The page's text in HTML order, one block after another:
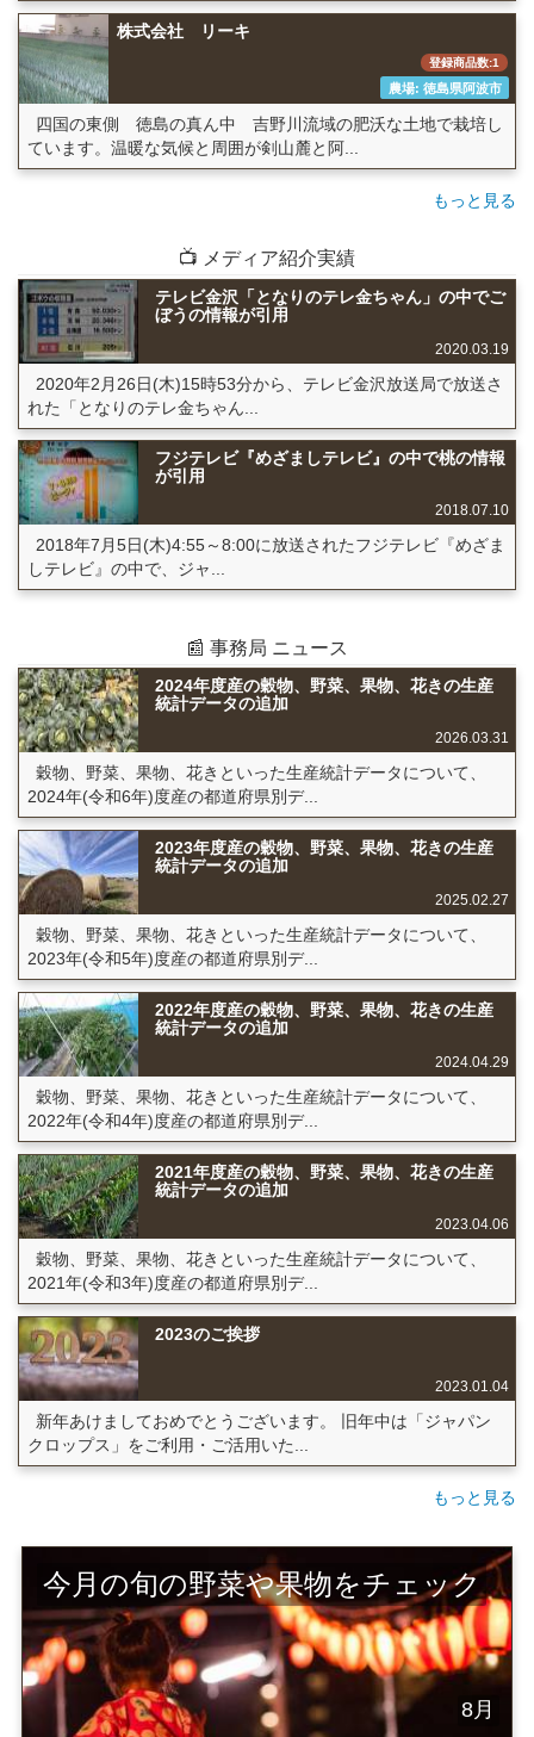
株式会社 リーキ
登録商品数:1
農場: 徳島県阿波市
四国の東側 徳島の真ん中 吉野川流域の肥沃な土地で栽培し
ています。温暖な気候と周囲が剣山麓と阿...
もっと見る
📺 メディア紹介実績
テレビ金沢「となりのテレ金ちゃん」の中でご
ぼうの情報が引用
2020.03.19
2020年2月26日(木)15時53分から、テレビ金沢放送局で放送さ
れた「となりのテレ金ちゃん...
フジテレビ『めざましテレビ』の中で桃の情報
が引用
2018.07.10
2018年7月5日(木)4:55～8:00に放送されたフジテレビ『めざま
しテレビ』の中で、ジャ...
📰 事務局 ニュース
2024年度産の穀物、野菜、果物、花きの生産
統計データの追加
2026.03.31
穀物、野菜、果物、花きといった生産統計データについて、
2024年(令和6年)度産の都道府県別デ...
2023年度産の穀物、野菜、果物、花きの生産
統計データの追加
2025.02.27
穀物、野菜、果物、花きといった生産統計データについて、
2023年(令和5年)度産の都道府県別デ...
2022年度産の穀物、野菜、果物、花きの生産
統計データの追加
2024.04.29
穀物、野菜、果物、花きといった生産統計データについて、
2022年(令和4年)度産の都道府県別デ...
2021年度産の穀物、野菜、果物、花きの生産
統計データの追加
2023.04.06
穀物、野菜、果物、花きといった生産統計データについて、
2021年(令和3年)度産の都道府県別デ...
2023のご挨拶
2023.01.04
新年あけましておめでとうございます。 旧年中は「ジャパン
クロップス」をご利用・ご活用いた...
もっと見る
今月の旬の野菜や果物をチェック
8月